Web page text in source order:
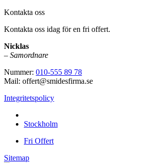
Kontakta oss
Kontakta oss idag för en fri offert.
Nicklas
– Samordnare
Nummer: 010-555 89 78
Mail: offert@smidesfirma.se
Integritetspolicy
Stockholm
Fri Offert
Sitemap